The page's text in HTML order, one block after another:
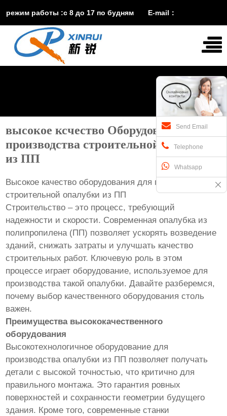
режим работы :с 8 до 17 по будням E-mail：
vira@xinruisuji.comWhatsApp： 
высокое ксчество Оборудование для
производства строительной опалубки
из ПП
Высокое качество оборудования для производства
строительной опалубки из ПП
Строительство – это процесс, требующий
надежности и скорости. Современная опалубка из
полипропилена (ПП) позволяет ускорять возведение
зданий, снижать затраты и улучшать качество
строительных работ. Ключевую роль в этом
процессе играет оборудование, используемое для
производства такой опалубки. Давайте разберемся,
почему выбор качественного оборудования столь
важен.
Преимущества высококачественного
оборудования
Высокотехнологичное оборудование для
производства опалубки из ПП позволяет получать
детали с высокой точностью, что критично для
правильного монтажа. Это гарантия ровных
поверхностей и сохранности геометрии будущего
здания. Кроме того, современные станки
Send Email
Telephone
Whatsapp